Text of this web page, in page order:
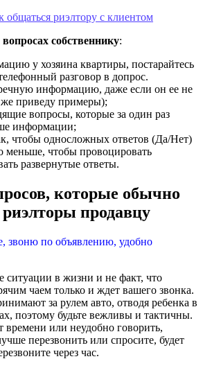
общаться риэлтору с клиентом
собственнику:
у хозяина квартиры, постарайтесь
разговор в допрос.
информацию, даже если он ее не
приведу примеры);
вопросы, которые за один раз
информации;
чтобы односложных ответов (Да/Нет)
меньше, чтобы провоцировать
развернутые ответы.
которые обычно
продавцу
звоню по объявлению, удобно
ситуации в жизни и не факт, что
чаем только и ждет вашего звонка.
за рулем авто, отводя ребенка в
поэтому будьте вежливы и тактичны.
времени или неудобно говорить,
перезвонить или спросите, будет
через час.